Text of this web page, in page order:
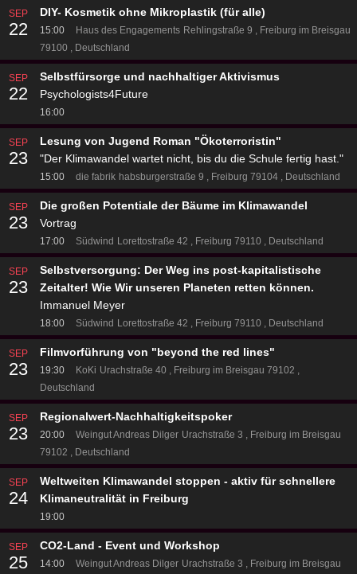
SEP
22
DIY- Kosmetik ohne Mikroplastik (für alle)
15:00 Haus des Engagements Rehlingstraße 9
Freiburg im Breisgau
79100
Deutschland
SEP
22
Selbstfürsorge und nachhaltiger Aktivismus
Psychologists4Future
16:00
SEP
23
Lesung von Jugend Roman "Ökoterroristin"
"Der Klimawandel wartet nicht, bis du die Schule fertig hast."
15:00 die fabrik habsburgerstraße 9 Freiburg 79104 Deutschland
SEP
23
Die großen Potentiale der Bäume im Klimawandel
Vortrag
17:00 Südwind Lorettostraße 42 Freiburg 79110 Deutschland
SEP
23
Selbstversorgung: Der Weg ins post-kapitalistische
Zeitalter! Wie Wir unseren Planeten retten können.
Immanuel Meyer
18:00 Südwind Lorettostraße 42 Freiburg 79110 Deutschland
SEP
23
Filmvorführung von "beyond the red lines"
19:30 KoKi Urachstraße 40
Freiburg im Breisgau 79102
Deutschland
SEP
23
Regionalwert-Nachhaltigkeitspoker
20:00 Weingut Andreas Dilger Urachstraße 3
Freiburg im Breisgau
79102
Deutschland
SEP
24
Weltweiten Klimawandel stoppen - aktiv für schnellere
Klimaneutralität in Freiburg
19:00
SEP
25
CO2-Land - Event und Workshop
14:00 Weingut Andreas Dilger Urachstraße 3
Freiburg im Breisgau